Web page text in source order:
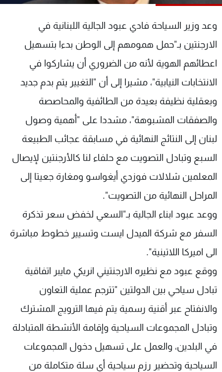
وعد وزير السياحة فادي عبود الجالية اللبنانية في
الارجنتين بـ"حمل همومهم إلى الوطن بدءا بتسهيل
اعطائهم الهوية لأنه من الضروري أن يشاركوا في
الانتخابات النيابية"، مشيرا إلى أن "التغيير يتم بدم جديد
وبعقلية نظيفة بعيدة من الطائفية والمحاصصة
والصفقات المشبوهة"، مشددا على "أهمية وصول
لبنان إلى النتائج النهائية في مسابقة عجائب الطبيعة
السبع وتبادل التصويت مع حلفاء لنا كالأرجنتين لإيصال
المعلمين شلالات فوزدي أيغواسو ومغارة جعيتا إلى
المراحل النهائية من التصويت".
ووعد عبود ابناء الجالية بـ"السعي لخفض سعر تذكرة
السفر مع شركة الميدل ايست وتسيير خطوط مباشرة
الى اميركا اللاتينية".
ووقع عبود مع نظيره الارجنتيني انريكي مايبر اتفاقية
تبادل سياحي بين الدولتين "تترجم عملية التعاون
والانفتاح عبر أقنية رسمية يتم فيها الترويج المشترك
وتبادل المجموعات السياحية وإقامة الأنشطة المتبادلة
في البلدين، والعمل على تسهيل دخول المجموعات
السياحية وتحضير رزم سياحية أي سلة متكاملة من
الترددات
الإنـتـاج
لاعلاناتكم
تواصل معنا
شروط الإسـتخدام
سياسة الخصوصية